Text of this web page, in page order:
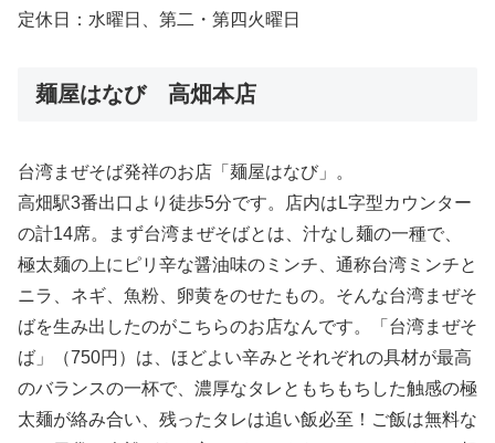
定休日：水曜日、第二・第四火曜日
麺屋はなび 高畑本店
台湾まぜそば発祥のお店「麺屋はなび」。
高畑駅3番出口より徒歩5分です。店内はL字型カウンター
の計14席。まず台湾まぜそばとは、汁なし麺の一種で、
極太麺の上にピリ辛な醤油味のミンチ、通称台湾ミンチと
ニラ、ネギ、魚粉、卵黄をのせたもの。そんな台湾まぜそ
ばを生み出したのがこちらのお店なんです。「台湾まぜそ
ば」（750円）は、ほどよい辛みとそれぞれの具材が最高
のバランスの一杯で、濃厚なタレともちもちした触感の極
太麺が絡み合い、残ったタレは追い飯必至！ご飯は無料な